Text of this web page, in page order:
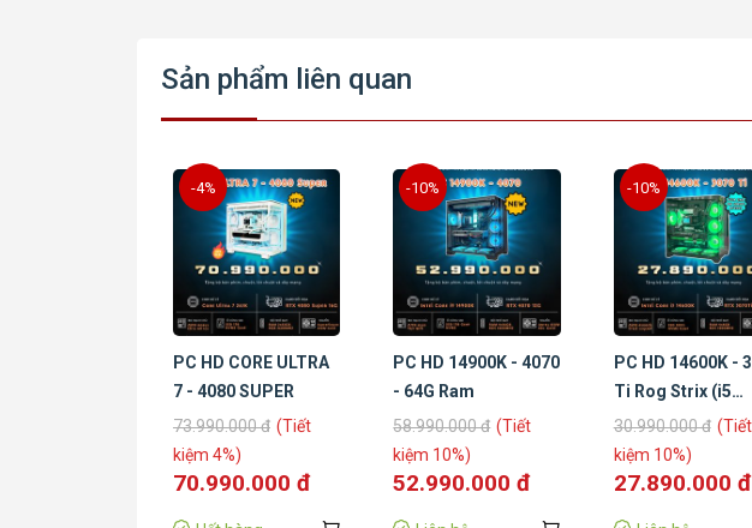
Sản phẩm liên quan
-4%
PC HD CORE ULTRA
7 - 4080 SUPER
73.990.000 đ (Tiết
kiệm 4%)
70.990.000 đ
-10%
PC HD 14900K - 4070
- 64G Ram
58.990.000 đ (Tiết
kiệm 10%)
52.990.000 đ
-10%
PC HD 14600K -
Ti Rog Strix (i5
14600K/ Z690
Legend/ RTX
3070Ti/ 512Gb
30.990.000 đ (Tiết
kiệm 10%)
27.890.000 đ